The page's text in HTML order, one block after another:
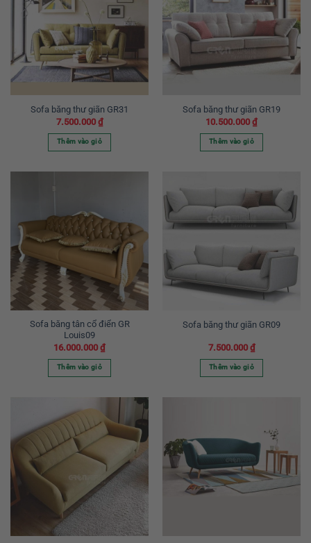
Sofa băng thư giãn GR31
7.500.000 ₫
Thêm vào giỏ
Sofa băng thư giãn GR19
10.500.000 ₫
Thêm vào giỏ
Sofa băng tân cổ điển GR
Louis09
16.000.000 ₫
Thêm vào giỏ
Sofa băng thư giãn GR09
7.500.000 ₫
Thêm vào giỏ